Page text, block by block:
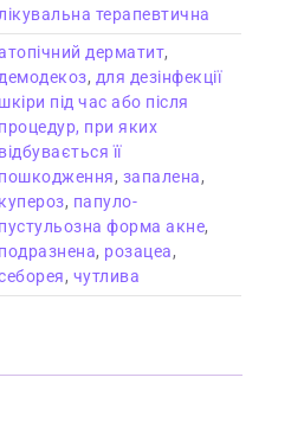
лікувальна терапевтична
дерматит,
демодекоз, для дезінфекції
шкіри під час або після
процедур, при яких
відбувається її
пошкодження, запалена,
купероз, папуло-
пустульозна форма акне,
подразнена, розацеа,
, чутлива